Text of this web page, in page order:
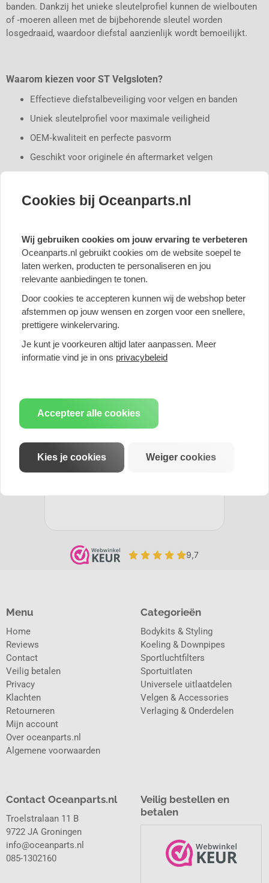
banden. Dankzij het unieke sleutelprofiel kunnen de wielbouten
of ‑moeren alleen met de bijbehorende sleutel worden
losgedraaid, waardoor diefstal aanzienlijk wordt bemoeilijkt.
Waarom kiezen voor ST Velgsloten?
Effectieve diefstalbeveiliging voor velgen en banden
Uniek sleutelprofiel voor maximale veiligheid
OEM‑kwaliteit en perfecte pasvorm
Geschikt voor originele én aftermarket velgen
Let op: kies altijd de juiste uitvoering (bout of moer), draadmaat
Bestel ST Velgsloten eenvoudig bij Oceanparts!
Klanten geven ons een 9,7
Deskundige Klantenservice
Categorieën
Bodykits & Styling
Koeling & Downpipes
Sportluchtfilters
Sportuitlaten
Universele uitlaatdelen
Velgen & Accessories
Verlaging & Onderdelen
Menu
Home
Reviews
Contact
Veilig betalen
Privacy
Klachten
Retourneren
Mijn account
Over oceanparts.nl
Algemene voorwaarden
Contact Oceanparts.nl
Troelstralaan 11 B
9722 JA Groningen
info@oceanparts.nl
085-1302160
Veilig bestellen en
betalen
Cookies bij Oceanparts.nl
Wij gebruiken cookies om jouw ervaring te verbeteren
Oceanparts.nl gebruikt cookies om de website soepel te
laten werken, producten te personaliseren en jou
relevante aanbiedingen te tonen.
Door cookies te accepteren kunnen wij de webshop beter
afstemmen op jouw wensen en zorgen voor een snellere,
prettigere winkelervaring.
Je kunt je voorkeuren altijd later aanpassen. Meer
informatie vind je in ons privacybeleid
Accepteer alle cookies
Kies je cookies Weiger cookies